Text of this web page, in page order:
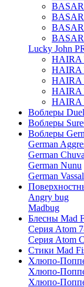
Lucky John
HAIRA
HAIRA
HAIRA
HAIRA
HAIRA
Воблеры
Воблеры
Воблеры
German
German Chuva
German Nunu
German Vassal
Angry bug
Madbug
Блесны Mad
Серия Atom
Серия Atom
Стики Mad
Хлюпо-
Хлюпо-
Хлюпо-